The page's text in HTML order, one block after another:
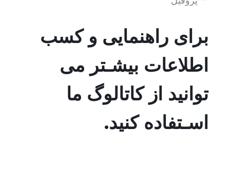
برای راهنمایی و کسب
اطلاعات بیشـتر می
توانید از کاتالوگ ما
اسـتفاده کنید.